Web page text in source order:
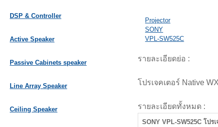
DSP & Controller
Active Speaker
Passive Cabinets speaker
Line Array Speaker
Ceiling Speaker
Projector
SONY
VPL-SW525C
รายละเอียดย่อ :
โปรเจคเตอร์ Native
รายละเอียดทั้งหมด :
SONY VPL-SW525C โปร